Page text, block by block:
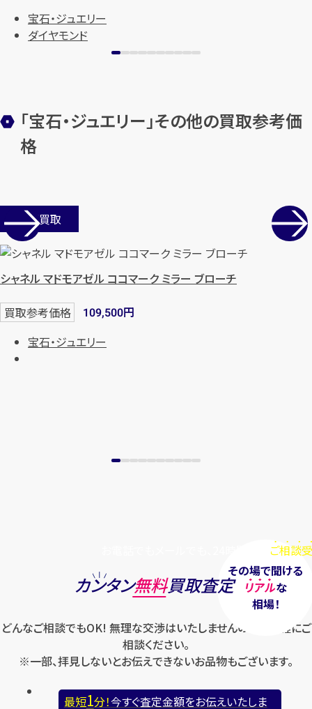
まずは
メールで無料相談する
宝石・ジュエリー
ダイヤモンド
「宝石・ジュエリー」その他の買取参考価
格
店舗買取
シャネル マドモアゼル ココマーク ミラー ブローチ
買取参考価格 109,500円
宝石・ジュエリー
ご相談
その場で聞ける
リアルな
相場！
カンタン無料買取査定
どんなご相談でもOK! 無理な交渉はいたしませんのでお気軽にご
相談ください。
※一部、拝見しないとお伝えできないお品物もございます。
最短1分！今すぐ査定金額をお伝えいたしま